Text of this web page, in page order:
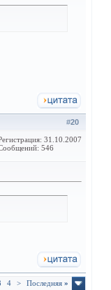
#20
31.10.2007
546
4 > Последняя »